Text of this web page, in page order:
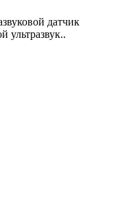
датчик
ультразвук..